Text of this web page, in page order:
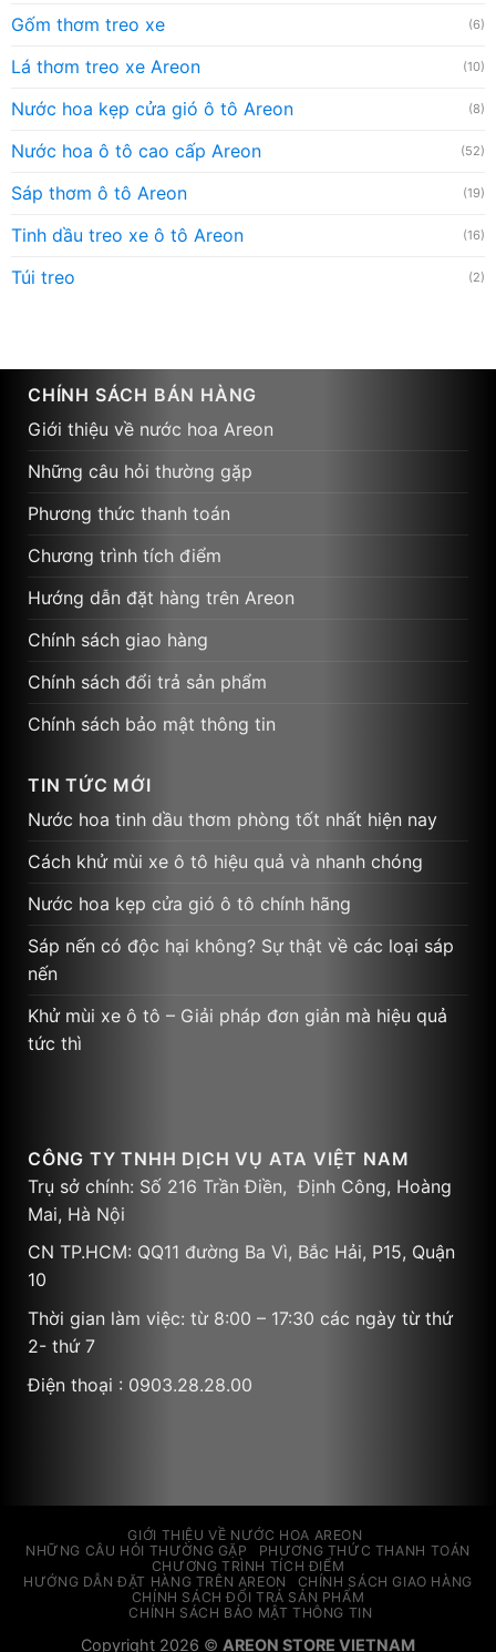
Gốm thơm treo xe (6)
Lá thơm treo xe Areon (10)
Nước hoa kẹp cửa gió ô tô Areon (8)
Nước hoa ô tô cao cấp Areon (52)
Sáp thơm ô tô Areon (19)
Tinh dầu treo xe ô tô Areon (16)
Túi treo (2)
CHÍNH SÁCH BÁN HÀNG
Giới thiệu về nước hoa Areon
Những câu hỏi thường gặp
Phương thức thanh toán
Chương trình tích điểm
Hướng dẫn đặt hàng trên Areon
Chính sách giao hàng
Chính sách đổi trả sản phẩm
Chính sách bảo mật thông tin
TIN TỨC MỚI
Nước hoa tinh dầu thơm phòng tốt nhất hiện nay
Cách khử mùi xe ô tô hiệu quả và nhanh chóng
Nước hoa kẹp cửa gió ô tô chính hãng
Sáp nến có độc hại không? Sự thật về các loại sáp
nến
Khử mùi xe ô tô – Giải pháp đơn giản mà hiệu quả
tức thì
CÔNG TY TNHH DỊCH VỤ ATA VIỆT NAM
Trụ sở chính: Số 216 Trần Điền, Định Công, Hoàng
Mai, Hà Nội
CN TP.HCM: QQ11 đường Ba Vì, Bắc Hải, P15, Quận
10
Thời gian làm việc: từ 8:00 – 17:30 các ngày từ thứ
2- thứ 7
Điện thoại : 0903.28.28.00
GIỚI THIỆU VỀ NƯỚC HOA AREON
NHỮNG CÂU HỎI THƯỜNG GẶP
PHƯƠNG THỨC THANH TOÁN
CHƯƠNG TRÌNH TÍCH ĐIỂM
HƯỚNG DẪN ĐẶT HÀNG TRÊN AREON
CHÍNH SÁCH GIAO HÀNG
CHÍNH SÁCH ĐỔI TRẢ SẢN PHẨM
CHÍNH SÁCH BẢO MẬT THÔNG TIN
Copyright 2026 © AREON STORE VIETNAM